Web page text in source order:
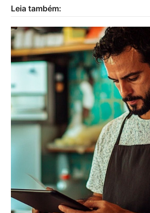
Leia também: